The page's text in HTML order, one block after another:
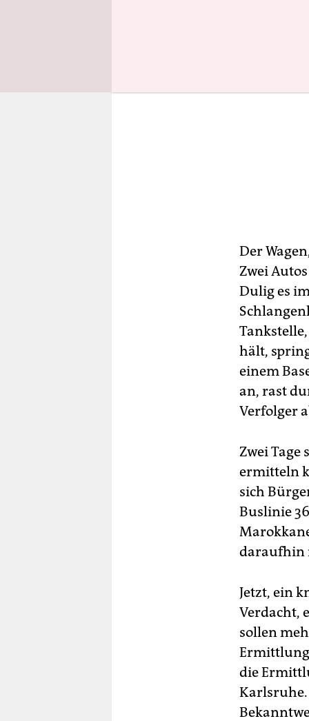
Der
Zwei
Dulig es
hält,
einem
an, rast
Verfolger
Zwei Tage
ermitteln
sich
Buslinie
daraufhin
Jetzt, ein
Verdacht,
sollen
die
Karlsruhe.